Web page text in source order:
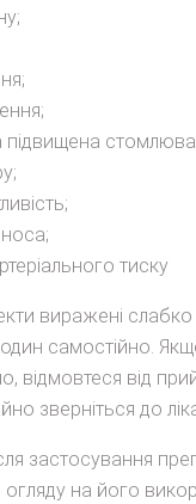
підвищена
тиску
виражені
самостійно.
відмовтеся від
зверніться до
застосування
огляду на його